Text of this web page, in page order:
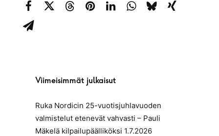
Viimeisimmät julkaisut
Ruka Nordicin 25-vuotisjuhlavuoden
valmistelut etenevät vahvasti – Pauli
Mäkelä kilpailupäälliköksi 1.7.2026